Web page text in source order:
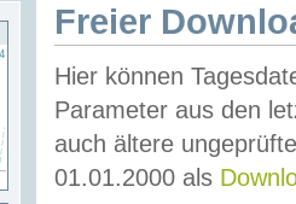
Freier
Hier können
Parameter aus den
auch ältere
01.01.2000 als